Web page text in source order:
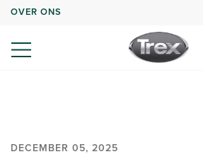
OVER ONS
DECEMBER 05, 2025